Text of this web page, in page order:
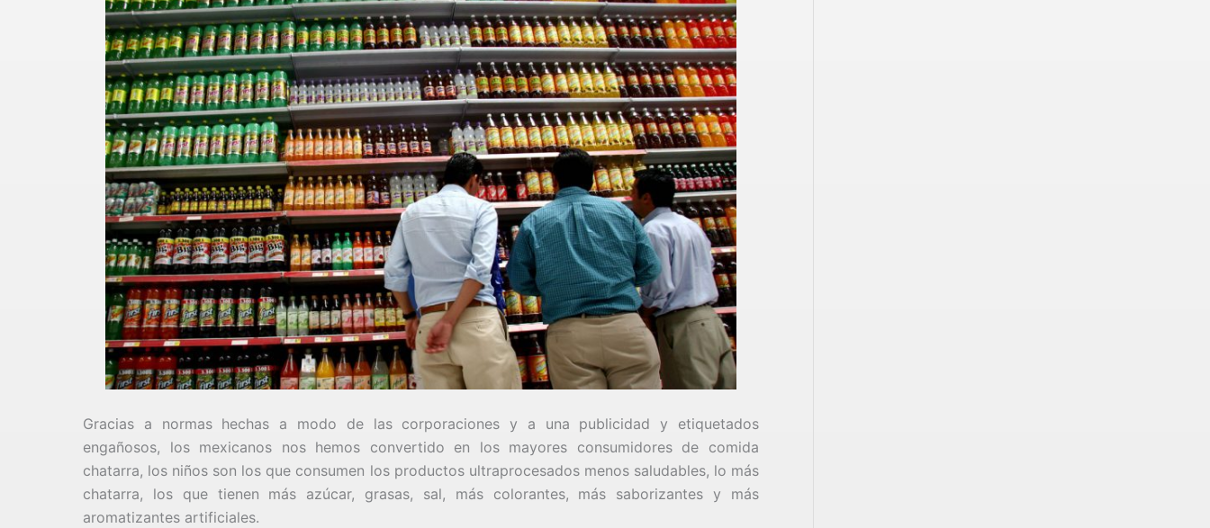
Gracias a normas hechas a modo de las corporaciones y a una publicidad y etiquetados
engañosos, los mexicanos nos hemos convertido en los mayores consumidores de comida
chatarra, los niños son los que consumen los productos ultraprocesados menos saludables, lo más
chatarra, los que tienen más azúcar, grasas, sal, más colorantes, más saborizantes y más
aromatizantes artificiales.